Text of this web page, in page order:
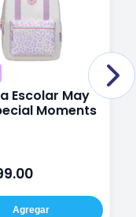
Escolar May
Moments
Agregar